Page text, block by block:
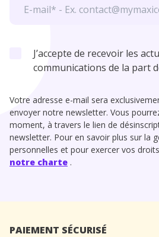
J’accepte de recevoir les
communications de la part
Votre adresse e-mail sera
envoyer notre newsletter. Vous
moment, à travers le lien de
newsletter. Pour en savoir plus sur la
personnelles et pour exercer vos
notre charte .
PAIEMENT SÉCURISÉ